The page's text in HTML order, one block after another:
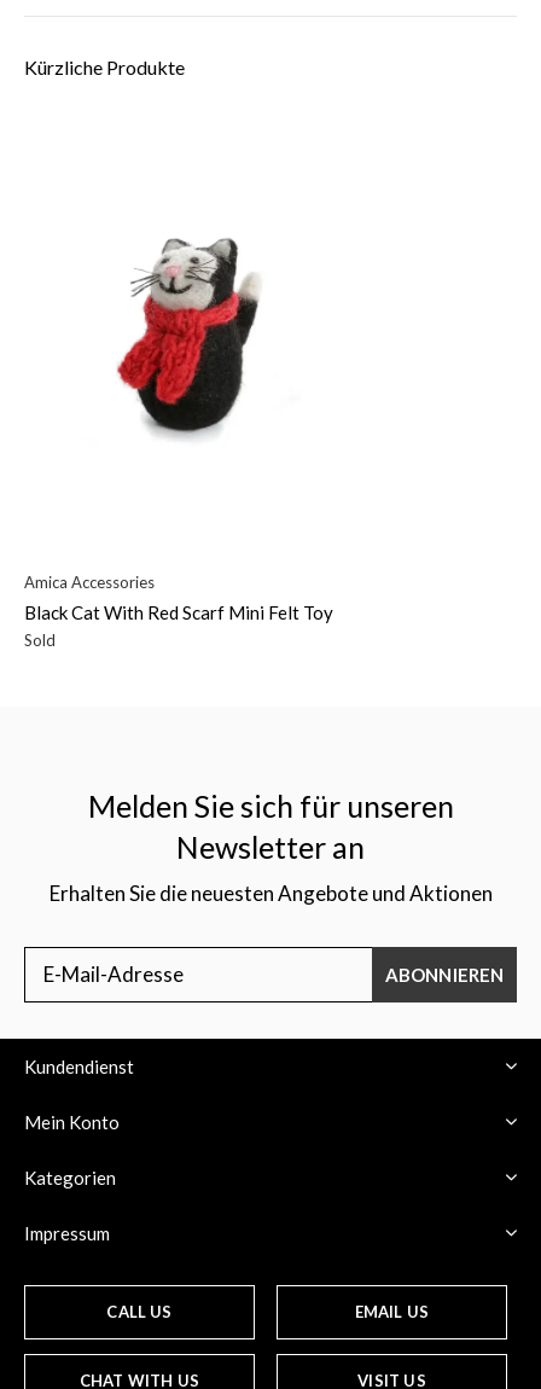
Kürzliche Produkte
Amica Accessories
Black Cat With Red Scarf Mini Felt Toy
Sold
Melden Sie sich für unseren
Newsletter an
Erhalten Sie die neuesten Angebote und Aktionen
ABONNIEREN
Kundendienst
Mein Konto
Kategorien
Impressum
CALL US EMAIL US
CHAT WITH US VISIT US